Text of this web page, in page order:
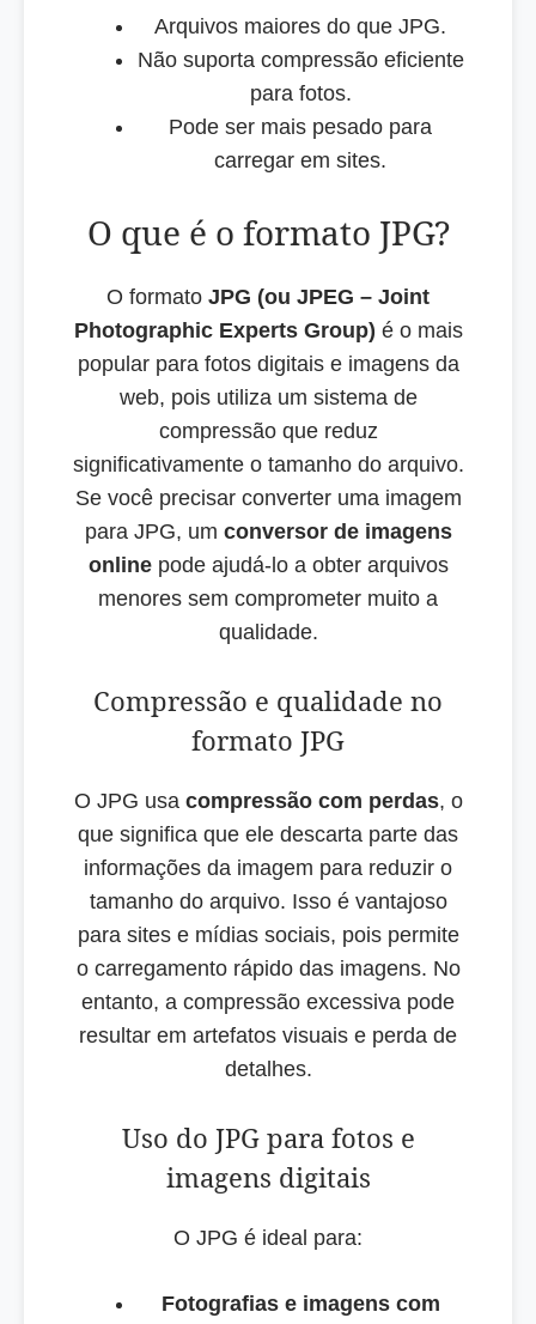
Arquivos maiores do que JPG.
Não suporta compressão eficiente
para fotos.
Pode ser mais pesado para
carregar em sites.
O que é o formato JPG?
O formato JPG (ou JPEG – Joint
Photographic Experts Group) é o mais
popular para fotos digitais e imagens da
web, pois utiliza um sistema de
compressão que reduz
significativamente o tamanho do arquivo.
Se você precisar converter uma imagem
para JPG, um conversor de imagens
onlinepode ajudá-lo a obter arquivos
menores sem comprometer muito a
qualidade.
Compressão e qualidade no
formato JPG
O JPG usa compressão com perdas, o
que significa que ele descarta parte das
informações da imagem para reduzir o
tamanho do arquivo. Isso é vantajoso
para sites e mídias sociais, pois permite
o carregamento rápido das imagens. No
entanto, a compressão excessiva pode
resultar em artefatos visuais e perda de
detalhes.
Uso do JPG para fotos e
imagens digitais
O JPG é ideal para:
Fotografias e imagens com